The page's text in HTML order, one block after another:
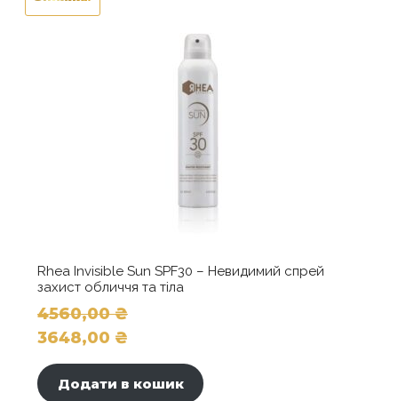
Rhea Invisible Sun SPF30 – Невидимий спрей
захист обличчя та тіла
4560,00₴
Оригінальна
4560,00 ₴.
3648,00 ₴
ціна:Додати в кошик